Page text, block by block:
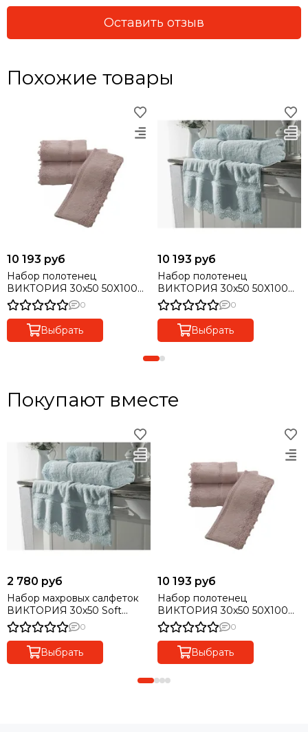
Оставить отзыв
Похожие товары
10 193 руб
Набор полотенец
ВИКТОРИЯ 30х50 50Х100
85х150 Soft Cotton
сиреневый
0
Выбрать
10 193 руб
Набор полотенец
ВИКТОРИЯ 30х50 50Х100
85х150 Soft Cotton бирюза
0
Выбрать
Покупают вместе
2 780 руб
Набор махровых салфеток
ВИКТОРИЯ 30х50 Soft
Cotton бирюзовые
0
Выбрать
10 193 руб
Набор полотенец
ВИКТОРИЯ 30х50 50Х100
85х150 Soft Cotton
сиреневый
0
Выбрать